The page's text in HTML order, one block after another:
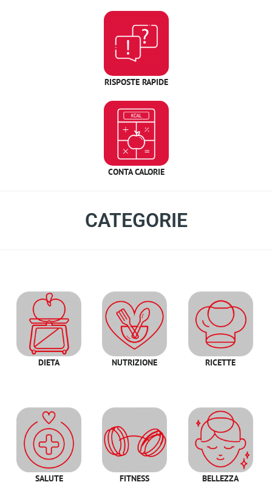
RISPOSTE RAPIDE
CONTA CALORIE
CATEGORIE
DIETA NUTRIZIONE RICETTE
SALUTE FITNESS BELLEZZA